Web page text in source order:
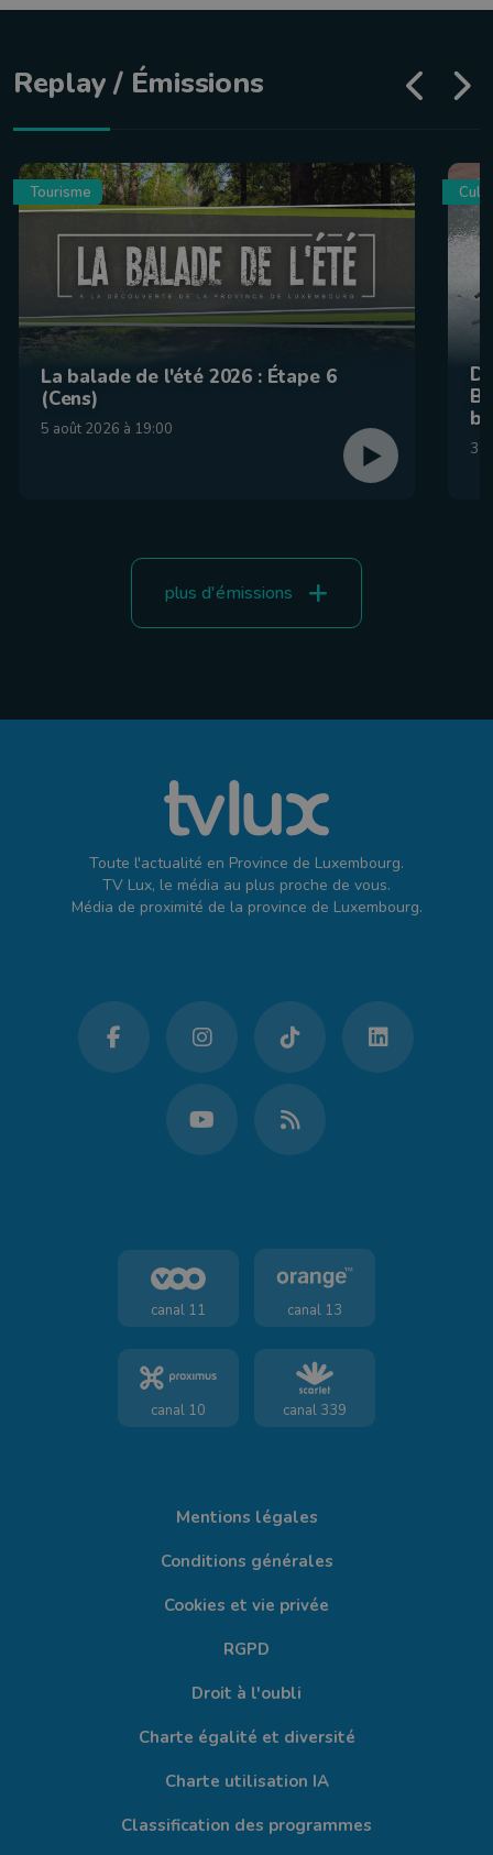
Replay / Émissions
Tourisme
La balade de l'été 2026 : Étape 6
(Cens)
5 août 2026 à 19:00
31
plus d'émissions
Toute l'actualité en Province de Luxembourg.
TV Lux, le média au plus proche de vous.
Média de proximité de la province de Luxembourg.
canal 11 canal 13
canal 10 canal 339
Mentions légales
Conditions générales
Cookies et vie privée
RGPD
Droit à l'oubli
Charte égalité et diversité
Charte utilisation IA
Classification des programmes